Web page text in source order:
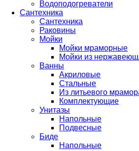
Водоподогреватели
Сантехника
Сантехника
Раковины
Мойки
Мойки мраморные
Мойки из
Ванны
Акриловые
Стальные
Из литьевого
Комплектующие
Унитазы
Напольные
Подвесные
Биде
Напольные